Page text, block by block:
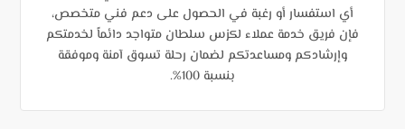
أي استفسار أو رغبة في الحصول على دعم فني متخصص،
فإن فريق خدمة عملاء لكزس سلطان متواجد دائماً لخدمتكم
وإرشادكم ومساعدتكم لضمان رحلة تسوق آمنة وموفقة
بنسبة 100%.